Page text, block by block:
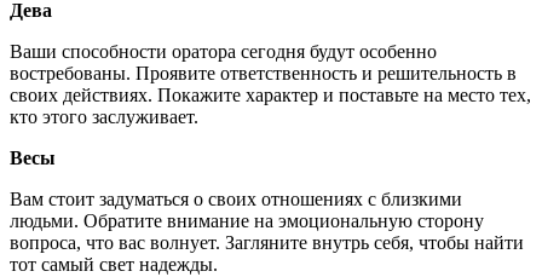
Дева
Ваши способности оратора сегодня будут особенно
востребованы. Проявите ответственность и решительность в
своих действиях. Покажите характер и поставьте на место тех,
кто этого заслуживает.
Весы
Вам стоит задуматься о своих отношениях с близкими
людьми. Обратите внимание на эмоциональную сторону
вопроса, что вас волнует. Загляните внутрь себя, чтобы найти
тот самый свет надежды.